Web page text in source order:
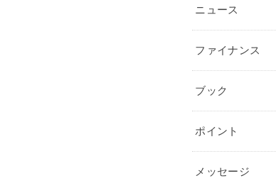
ニュース
ファイナンス
ブック
ポイント
メッセージ